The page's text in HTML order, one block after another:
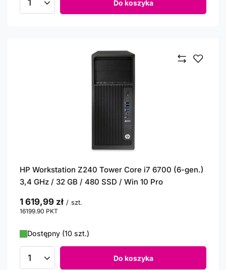
Ilość produktów Do koszyka
HP Workstation Z240 Tower Core i7 6700 (6-gen.)
3,4 GHz / 32 GB / 480 SSD / Win 10 Pro
1 619,99 zł / szt.
16199.90 PKT
Dostępny (10 szt.)
Ilość produktów Do koszyka